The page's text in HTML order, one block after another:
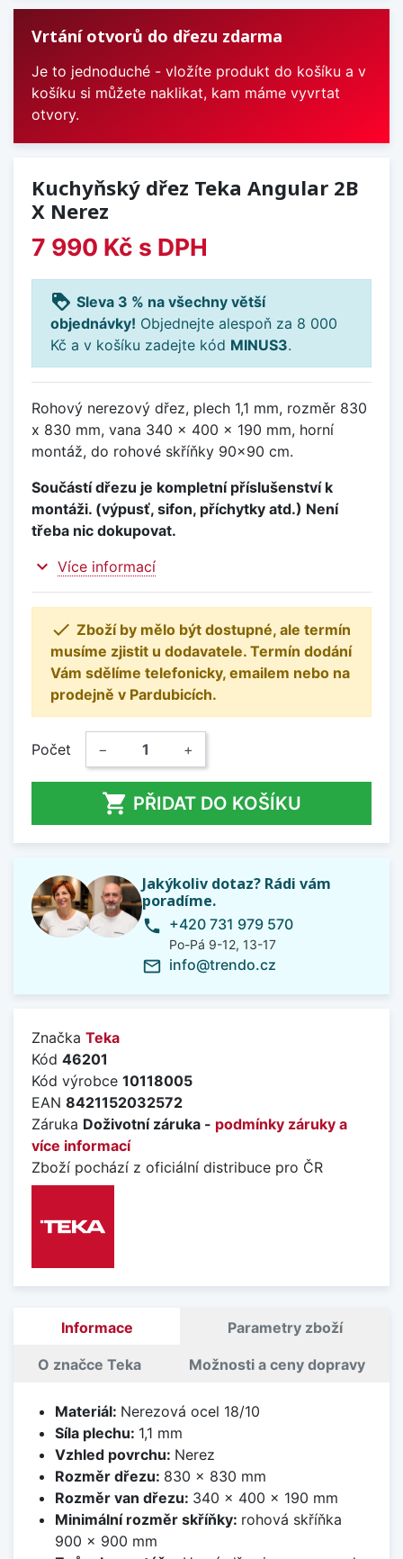
Vrtání otvorů do dřezu zdarma
Je to jednoduché - vložíte produkt do košíku a v
košíku si můžete naklikat, kam máme vyvrtat
otvory.
Kuchyňský dřez Teka Angular 2B
X Nerez
7 990 Kč s DPH
loyalty Sleva 3 % na všechny větší
objednávky! Objednejte alespoň za 8 000
Kč a v košíku zadejte kód MINUS3.
Rohový nerezový dřez, plech 1,1 mm, rozměr 830
x 830 mm, vana 340 x 400 x 190 mm, horní
montáž, do rohové skříňky 90x90 cm.
Součástí dřezu je kompletní příslušenství k
montáži. (výpusť, sifon, příchytky atd.) Není
třeba nic dokupovat.
expand_more Více informací
 Zboží by mělo být dostupné, ale termín
musíme zjistit u dodavatele. Termín dodání
Vám sdělíme telefonicky, emailem nebo na
prodejně v Pardubicích.
Počet − +
 PŘIDAT DO KOŠÍKU
Jakýkoliv dotaz? Rádi vám
poradíme.
phone +420 731 979 570
Po-Pá 9-12, 13-17
mail_outline info@trendo.cz
Značka Teka
Kód 46201
Kód výrobce 10118005
EAN 8421152032572
Záruka Doživotní záruka - podmínky záruky a
více informací
Zboží pochází z oficiální distribuce pro ČR
Informace Parametry zboží
O značce Teka Možnosti a ceny dopravy
Materiál: Nerezová ocel 18/10
Síla plechu: 1,1 mm
Vzhled povrchu: Nerez
Rozměr dřezu: 830 x 830 mm
Rozměr van dřezu: 340 x 400 x 190 mm
Minimální rozměr skříňky: rohová skříňka
900 x 900 mm